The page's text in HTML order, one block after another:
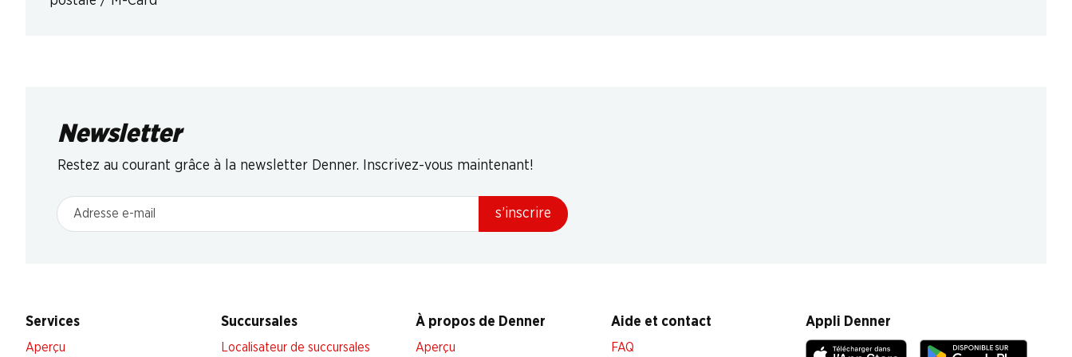
Newsletter
Restez au courant grâce à la newsletter Denner. Inscrivez-vous maintenant!
Adresse e-mail
s’inscrire
Services
Aperçu
Succursales
Localisateur de succursales
À propos de Denner
Aperçu
Aide et contact
FAQ
Appli Denner